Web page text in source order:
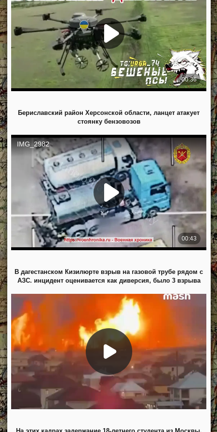
Бериславский район Херсонской области, ланцет атакует
стоянку бензовозов
В дагестанском Кизилюрте взрыв на газовой трубе рядом с
АЗС. инцидент оценивается как диверсия, было 3 взрыва